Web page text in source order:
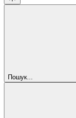
Пошук...